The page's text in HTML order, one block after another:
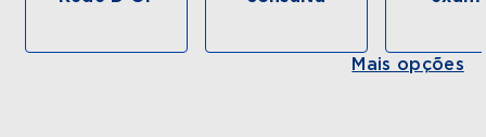
Mais opções